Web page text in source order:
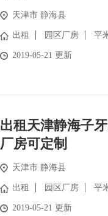
天津市 静海县
出租 园区厂房 平
2019-05-21 更新
出租天津静海子
厂房可定制
天津市 静海县
出租 园区厂房 平
2019-05-21 更新